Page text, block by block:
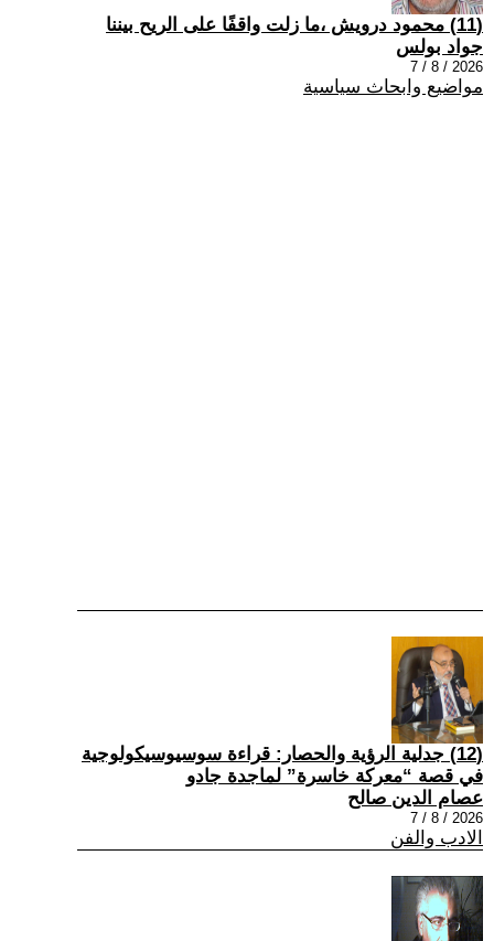
(11) محمود درويش ،ما زلت واقفًا على الريح بيننا
جواد بولس
2026 / 8 / 7
مواضيع وابحاث سياسية
(12) جدلية الرؤية والحصار: قراءة سوسيوسيكولوجية
في قصة “معركة خاسرة” لماجدة جادو
عصام الدين صالح
2026 / 8 / 7
الادب والفن